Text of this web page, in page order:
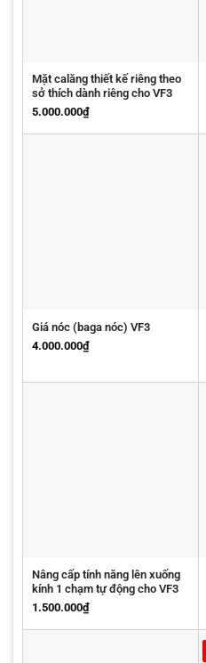
Mặt calăng thiết kế riêng theo
sở thích dành riêng cho VF3
5.000.000₫
Giá nóc (baga nóc) VF3
4.000.000₫
Nâng cấp tính năng lên xuống
kính 1 chạm tự động cho VF3
1.500.000₫